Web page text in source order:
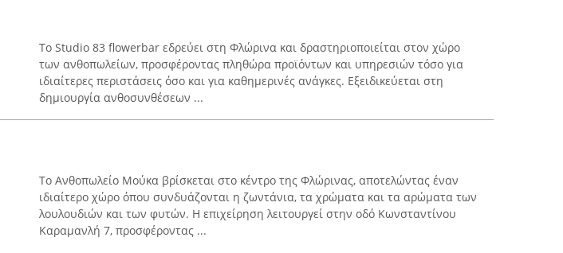
Το Studio 83 flowerbar εδρεύει στη Φλώρινα και δραστηριοποιείται στον χώρο
των ανθοπωλείων, προσφέροντας πληθώρα προϊόντων και υπηρεσιών τόσο για
ιδιαίτερες περιστάσεις όσο και για καθημερινές ανάγκες. Εξειδικεύεται στη
δημιουργία ανθοσυνθέσεων ...
Το Ανθοπωλείο Μούκα βρίσκεται στο κέντρο της Φλώρινας, αποτελώντας έναν
ιδιαίτερο χώρο όπου συνδυάζονται η ζωντάνια, τα χρώματα και τα αρώματα των
λουλουδιών και των φυτών. Η επιχείρηση λειτουργεί στην οδό Κωνσταντίνου
Καραμανλή 7, προσφέροντας ...